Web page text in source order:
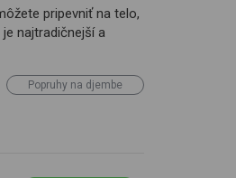
pripevniť na telo,
najtradičnejší a
Popruhy na djembe